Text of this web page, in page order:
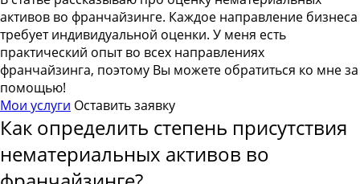
активов во франчайзинге. Каждое направление бизнеса
требует индивидуальной оценки. У меня есть
практический опыт во всех направлениях
франчайзинга, поэтому Вы можете обратиться ко мне за
помощью!
Мои услуги Оставить заявку
Как определить степень присутствия
нематериальных активов во